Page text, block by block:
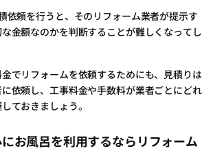
依頼を行うと、そのリフォーム業者が提示す
金額なのかを判断することが難しくなってし
でリフォームを依頼するためにも、見積りは
依頼し、工事料金や手数料が業者ごとにどれ
ておきましょう。
お風呂を利用するならリフォーム